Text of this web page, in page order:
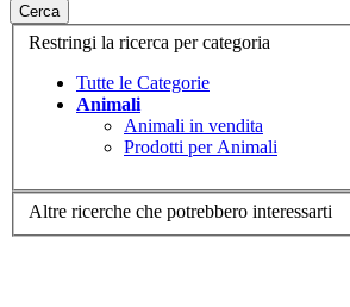
Cerca
Restringi la ricerca per categoria
Tutte le Categorie
Animali
Animali in vendita
Prodotti per Animali
Altre ricerche che potrebbero interessarti